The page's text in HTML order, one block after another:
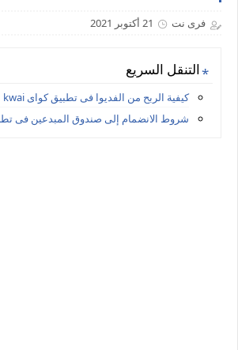
فرى نت 21 أكتوبر 2021
التنقل السريع
كيفية الربح من الفديوا فى تطبيق كواى kwai
شروط الانضمام إلى صندوق المبدعين فى